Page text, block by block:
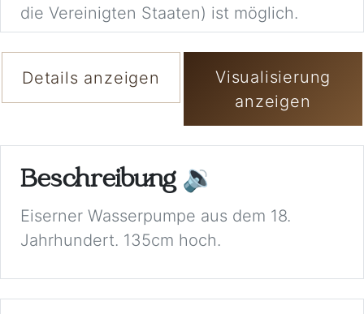
die Vereinigten Staaten) ist möglich.
Details anzeigen
Visualisierung
anzeigen
Beschreibung 🔉
Eiserner Wasserpumpe aus dem 18.
Jahrhundert. 135cm hoch.